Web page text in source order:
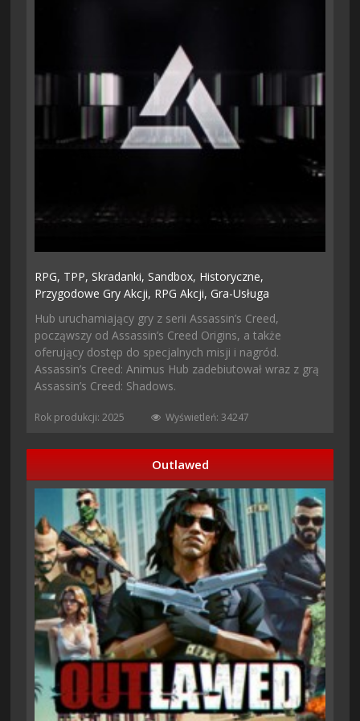
RPG, TPP,Skradanki,Sandbox, Historyczne,
Przygodowe Gry Akcji, RPG Akcji, Gra-Usługa
Hub uruchamiający gry z serii Assassin’s Creed,
począwszy od Assassin’s Creed Origins, a także
oferujący dostęp do specjalnych misji i nagród.
Assassin’s Creed: Animus Hub zadebiutował wraz z grą
Assassin’s Creed: Shadows.
Rok produkcji: 2025 Wyświetleń: 34247
Outlawed